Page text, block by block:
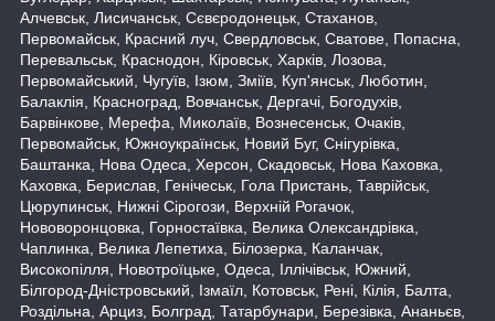
Алчевськ, Лисичанськ, Сєвєродонецьк, Стаханов,
Первомайськ, Красний луч, Свердловськ, Сватове, Попасна,
Перевальськ, Краснодон, Кіровськ, Харків, Лозова,
Первомайський, Чугуїв, Ізюм, Зміїв, Куп'янськ, Люботин,
Балаклія, Красноград, Вовчанськ, Дергачі, Богодухів,
Барвінкове, Мерефа, Миколаїв, Вознесенськ, Очаків,
Первомайськ, Южноукраїнськ, Новий Буг, Снігурівка,
Баштанка, Нова Одеса, Херсон, Скадовськ, Нова Каховка,
Каховка, Берислав, Генічеськ, Гола Пристань, Таврійськ,
Цюрупинськ, Нижні Сірогози, Верхній Рогачок,
Нововоронцовка, Горностаївка, Велика Олександрівка,
Чаплинка, Велика Лепетиха, Білозерка, Каланчак,
Високопілля, Новотроїцьке, Одеса, Іллічівськ, Южний,
Білгород-Дністровський, Ізмаїл, Котовськ, Рені, Кілія, Балта,
Роздільна, Арциз, Болград, Татарбунари, Березівка, Ананьєв,